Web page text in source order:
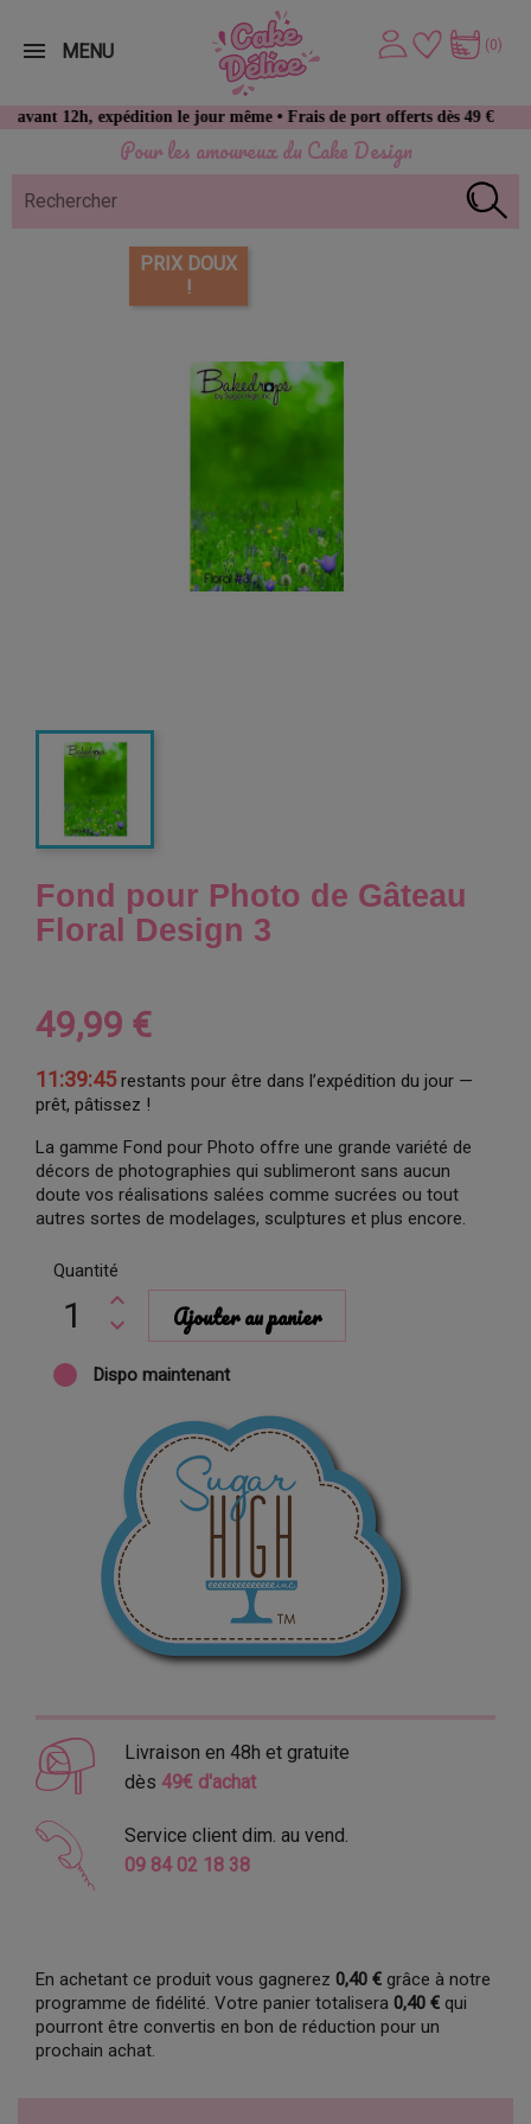
Pour les amoureux du Cake Design
12h, expédition le jour même • Frais de port offerts dès 49 € d’achat
(0)
MENU
PRIX DOUX
!
Fond pour Photo de Gâteau
Floral Design 3
49,99 €
11:39:45restants pour être dans l’expédition du jour —
prêt, pâtissez !
La gamme Fond pour Photo offre une grande variété de
décors de photographies qui sublimeront sans aucun
doute vos réalisations salées comme sucrées ou tout
autres sortes de modelages, sculptures et plus encore.
Quantité
Ajouter au panier
Dispo maintenant
Livraison en 48h et gratuite
dès 49€ d'achat
Service client dim. au vend.
09 84 02 18 38
En achetant ce produit vous gagnerez 0,40 € grâce à notre
programme de fidélité. Votre panier totalisera 0,40 € qui
pourront être convertis en bon de réduction pour un
prochain achat.